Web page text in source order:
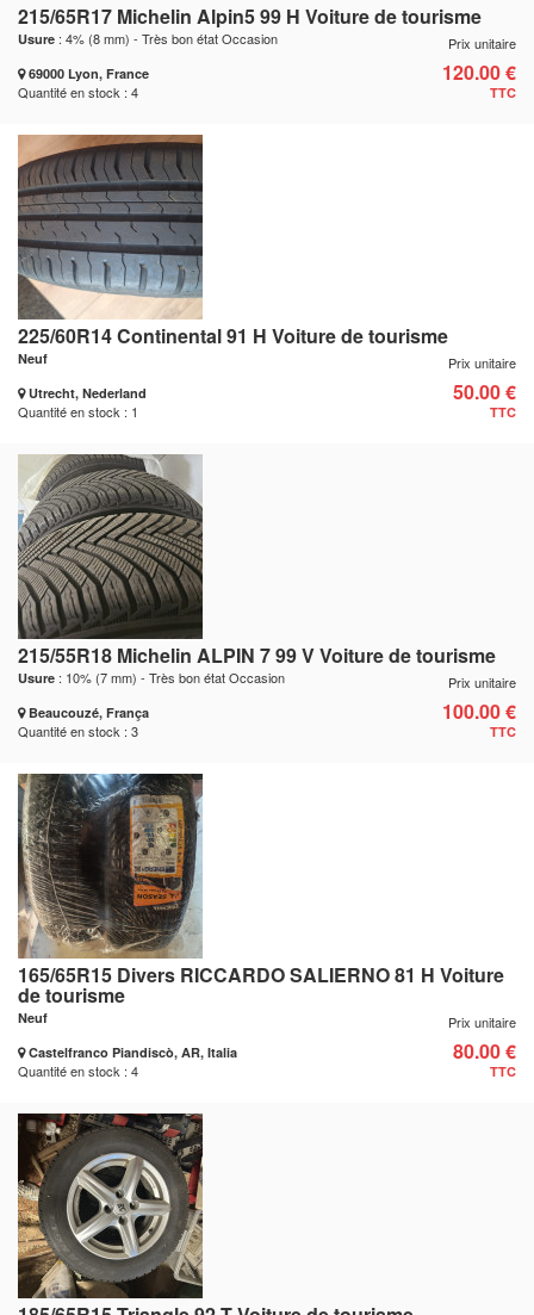
215/65R17 Michelin Alpin5 99 H Voiture de tourisme
Usure : 4% (8 mm) - Très bon état Occasion
69000 Lyon, France
Quantité en stock : 4
Prix unitaire
120.00 €
TTC
225/60R14 Continental 91 H Voiture de tourisme
Neuf
Utrecht, Nederland
Quantité en stock : 1
Prix unitaire
50.00 €
TTC
215/55R18 Michelin ALPIN 7 99 V Voiture de tourisme
Usure : 10% (7 mm) - Très bon état Occasion
Beaucouzé, França
Quantité en stock : 3
Prix unitaire
100.00 €
TTC
165/65R15 Divers RICCARDO SALIERNO 81 H Voiture
de tourisme
Neuf
Castelfranco Piandiscò, AR, Italia
Quantité en stock : 4
Prix unitaire
80.00 €
TTC